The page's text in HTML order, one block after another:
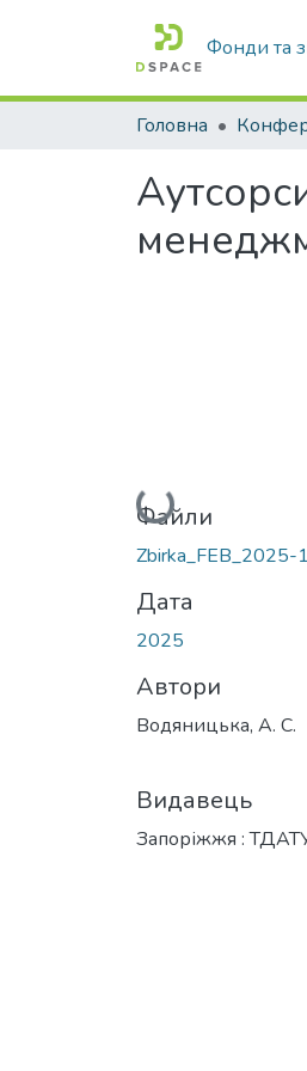
Фонди та
Головна
Вантажиться...
Файли
Дата
2025
Автори
Водяницька, А. С.
Видавець
Запоріжжя :